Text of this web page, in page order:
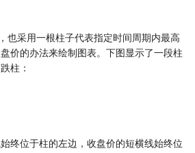
采用一根柱子代表指定时间周期内最高
价的办法来绘制图表。下图显示了一段柱
柱：
位于柱的左边，收盘价的短横线始终位